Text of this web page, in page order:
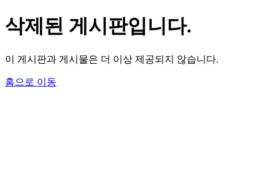
삭제된 게시판입니다.
이 게시판과 게시물은 더 이상 제공되지 않습니다.
홈으로 이동